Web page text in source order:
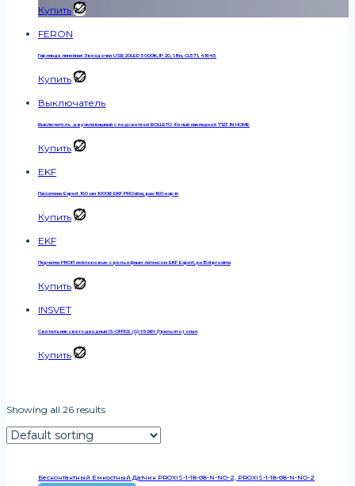
Купить
FERON
Гирлянда линейная Звездочки USB 20LED 5000K, IP 20, 1.8м, CL571, 41645
Купить
Выключатель
Выключатель двухклавишный с подсветкой BOLLETO белый накладной 7123 IN HOME
Купить
EKF
Пассатижи Expert 160 мм 1000В EKF PROxima, pas-160-exp-in
Купить
EKF
Перчатки PROFI нейлоновые с рельефным латексом EKF Expert, pe15nl-proxima
Купить
INSVET
Светильник светодиодный IS-OFFICE (G)-1-50Вт (Грильято) опал
Купить
Showing all 26 results
Бесконтактный Емкостный Датчик PROXIS-1-18-08-N-NO-2, PROXIS-1-18-08-N-NO-2